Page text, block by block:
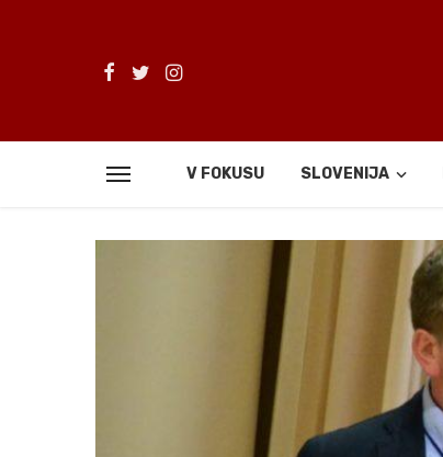
V FOKUSU SLOVENIJA